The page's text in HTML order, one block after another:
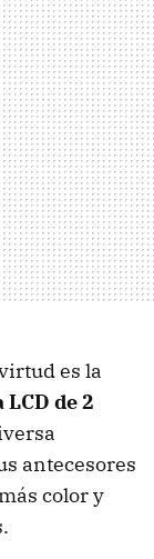
es la
LCD de 2
antecesores
color y